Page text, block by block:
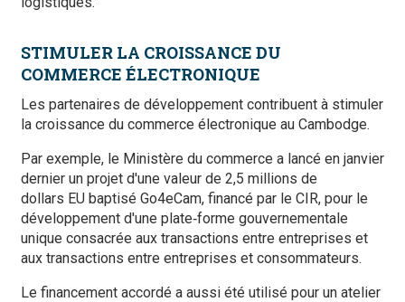
STIMULER LA CROISSANCE DU
COMMERCE ÉLECTRONIQUE
Les partenaires de développement contribuent à stimuler
la croissance du commerce électronique au Cambodge.
Par exemple, le Ministère du commerce a lancé en janvier
dernier un projet d'une valeur de 2,5 millions de
dollars EU baptisé Go4eCam, financé par le CIR, pour le
développement d'une plate‑forme gouvernementale
unique consacrée aux transactions entre entreprises et
aux transactions entre entreprises et consommateurs.
Le financement accordé a aussi été utilisé pour un atelier